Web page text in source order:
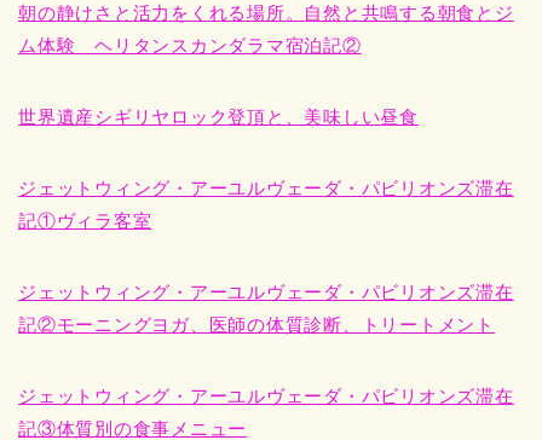
朝の静けさと活力をくれる場所。自然と共鳴する朝食とジ
ム体験 ヘリタンスカンダラマ宿泊記②
世界遺産シギリヤロック登頂と、美味しい昼食
ジェットウィング・アーユルヴェーダ・パビリオンズ滞在
記①ヴィラ客室
ジェットウィング・アーユルヴェーダ・パビリオンズ滞在
記②モーニングヨガ、医師の体質診断、トリートメント
ジェットウィング・アーユルヴェーダ・パビリオンズ滞在
記③体質別の食事メニュー